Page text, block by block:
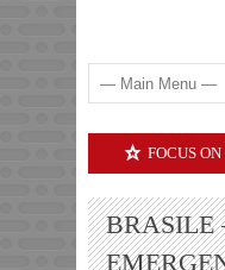
FOCUS ON
SOCIETA’ TECNOLOGICHE –
BRASILE